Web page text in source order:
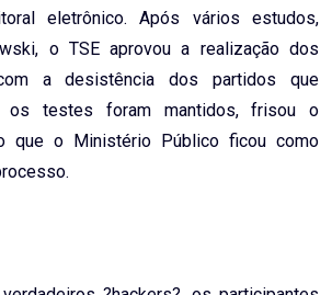
eletrônico. Após vários estudos,
o TSE aprovou a realização dos
a desistência dos partidos que
os testes foram mantidos, frisou o
que o Ministério Público ficou como